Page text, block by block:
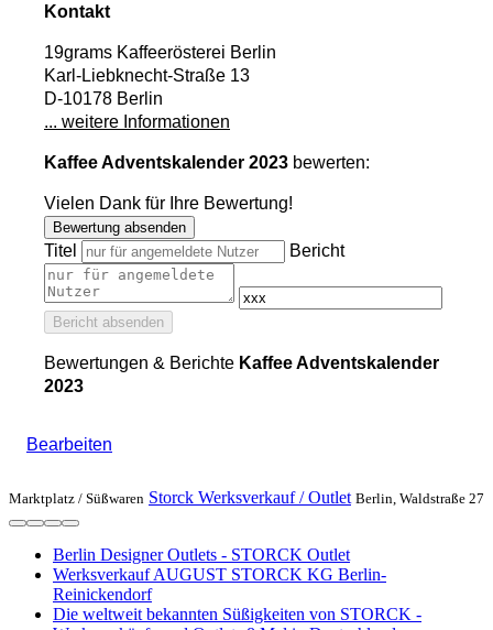
Kontakt
19grams Kaffeerösterei Berlin
Karl-Liebknecht-Straße 13
D-10178 Berlin
... weitere Informationen
Kaffee Adventskalender 2023 bewerten:
Vielen Dank für Ihre Bewertung!
Bewertung absenden
Titel Bericht
Bericht absenden
Bewertungen & Berichte Kaffee Adventskalender
2023
Bearbeiten
Marktplatz / Süßwaren Storck Werksverkauf / Outlet Berlin, Waldstraße 27
Berlin Designer Outlets - STORCK Outlet
Werksverkauf AUGUST STORCK KG Berlin-
Reinickendorf
Die weltweit bekannten Süßigkeiten von STORCK -